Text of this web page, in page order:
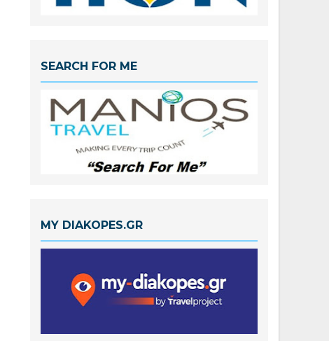
SEARCH FOR ME
MY DIAKOPES.GR